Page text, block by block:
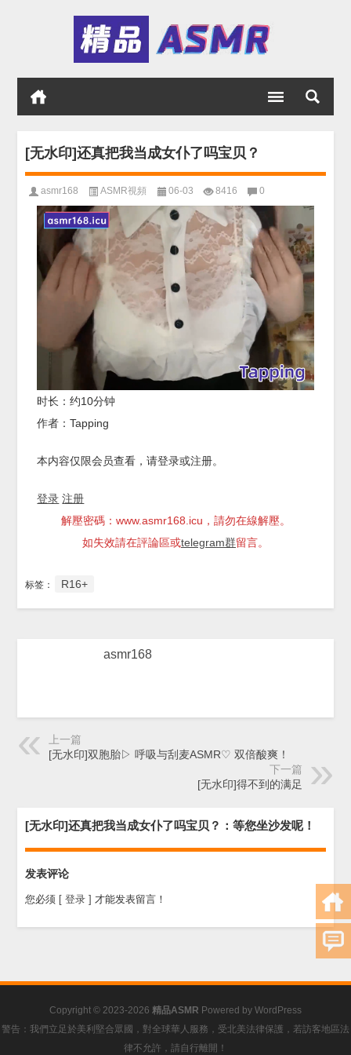
[无水印]还真把我当成女仆了吗宝贝？
asmr168 ASMR視頻 06-03 8416 0
时长：约10分钟
作者：Tapping
本内容仅限会员查看，请登录或注册。
登录 注册
解壓密碼：www.asmr168.icu，請勿在線解壓。
如失效請在評論區或telegram群留言。
标签： R16+
asmr168
上一篇
[无水印]双胞胎▷ 呼吸与刮麦ASMR♡ 双倍酸爽！
下一篇
[无水印]得不到的满足
[无水印]还真把我当成女仆了吗宝贝？：等您坐沙发呢！
发表评论
您必须 [ 登录 ] 才能发表留言！
Copyright © 2023-2026 精品ASMR Powered by WordPress
警告：我們立足於美利堅合眾國，對全球華人服務，受北美法律保護，若訪客地區法
律不允許，請自行離開！